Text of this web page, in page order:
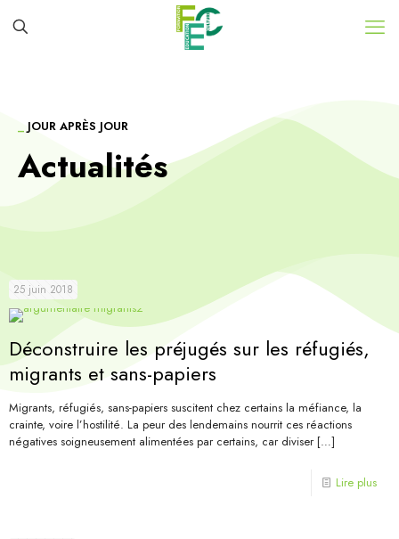
_ JOUR APRÈS JOUR
Actualités
25 juin 2018
Déconstruire les préjugés sur les réfugiés,
migrants et sans-papiers
Migrants, réfugiés, sans-papiers suscitent chez certains la méfiance, la
crainte, voire l’hostilité. La peur des lendemains nourrit ces réactions
négatives soigneusement alimentées par certains, car diviser […]
Lire plus